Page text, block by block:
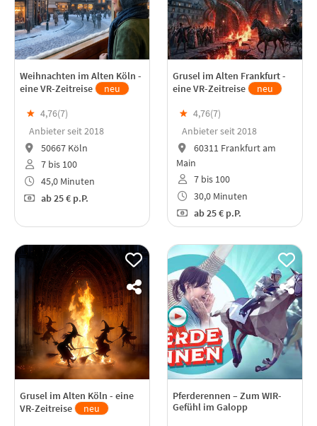
Weihnachten im Alten Köln -
eine VR-Zeitreise
neu
★ 4,76(7)
Anbieter seit 2018
50667 Köln
7 bis 100
45,0 Minuten
ab25 € p.P.
Grusel im Alten Frankfurt -
eine VR-Zeitreise
neu
★ 4,76(7)
Anbieter seit 2018
60311 Frankfurt am
Main
7 bis 100
30,0 Minuten
ab25 € p.P.
Grusel im Alten Köln - eine
VR-Zeitreise
neu
Pferderennen – Zum WIR-
Gefühl im Galopp